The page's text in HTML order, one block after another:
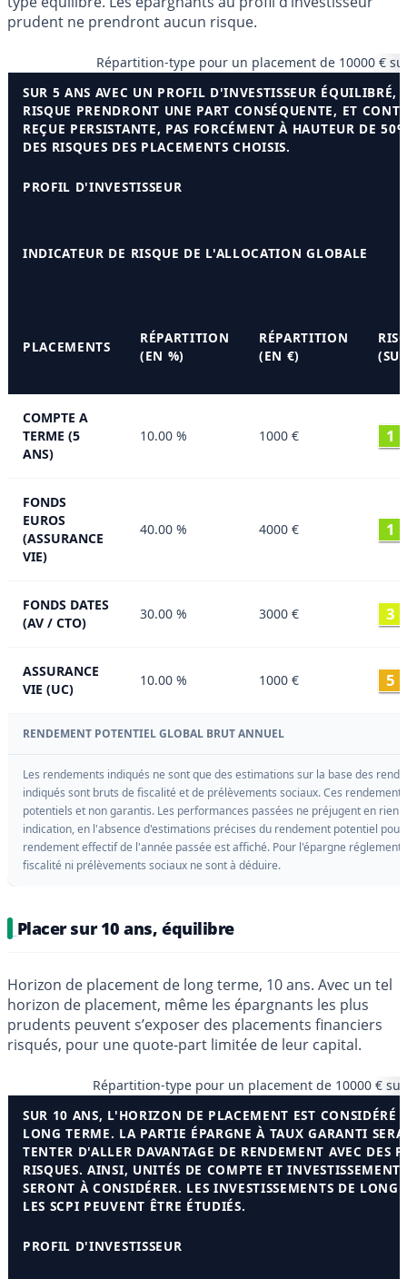
prudent ne prendront aucun risque.
Répartition-type pour un placement de 10000 €
SUR 5 ANS AVEC UN PROFIL D'INVESTISSEUR ÉQUILIBRÉ,
RISQUE PRENDRONT UNE PART CONSÉQUENTE, ET
REÇUE PERSISTANTE, PAS FORCÉMENT À HAUTEUR DE
DES RISQUES DES PLACEMENTS CHOISIS.
PROFIL D'INVESTISSEUR
INDICATEUR DE RISQUE DE L'ALLOCATION GLOBALE
PLACEMENTS
RÉPARTITION
(EN %)
RÉPARTITION
(EN €)
COMPTE A
TERME (5
ANS)
10.00 % 1000 € 1
FONDS
EUROS
(ASSURANCE
VIE)
40.00 % 4000 € 1
FONDS DATES
(AV / CTO)
30.00 % 3000 € 3
ASSURANCE
VIE (UC)
10.00 % 1000 € 5
RENDEMENT POTENTIEL GLOBAL BRUT ANNUEL
Les rendements indiqués ne sont que des estimations sur la base des
indiqués sont bruts de fiscalité et de prélèvements sociaux. Ces
potentiels et non garantis. Les performances passées ne préjugent en rien
indication, en l'absence d'estimations précises du rendement potentiel pour
rendement effectif de l'année passée est affiché. Pour l'épargne
fiscalité ni prélèvements sociaux ne sont à déduire.
Placer sur 10 ans, équilibre
Horizon de placement de long terme, 10 ans. Avec un tel
horizon de placement, même les épargnants les plus
prudents peuvent s’exposer des placements financiers
risqués, pour une quote-part limitée de leur capital.
Répartition-type pour un placement de 10000 €
SUR 10 ANS, L'HORIZON DE PLACEMENT EST CONSIDÉRÉ
LONG TERME. LA PARTIE ÉPARGNE À TAUX GARANTI
TENTER D'ALLER DAVANTAGE DE RENDEMENT AVEC DES
RISQUES. AINSI, UNITÉS DE COMPTE ET
SERONT À CONSIDÉRER. LES INVESTISSEMENTS DE LONG
LES SCPI PEUVENT ÊTRE ÉTUDIÉS.
PROFIL D'INVESTISSEUR